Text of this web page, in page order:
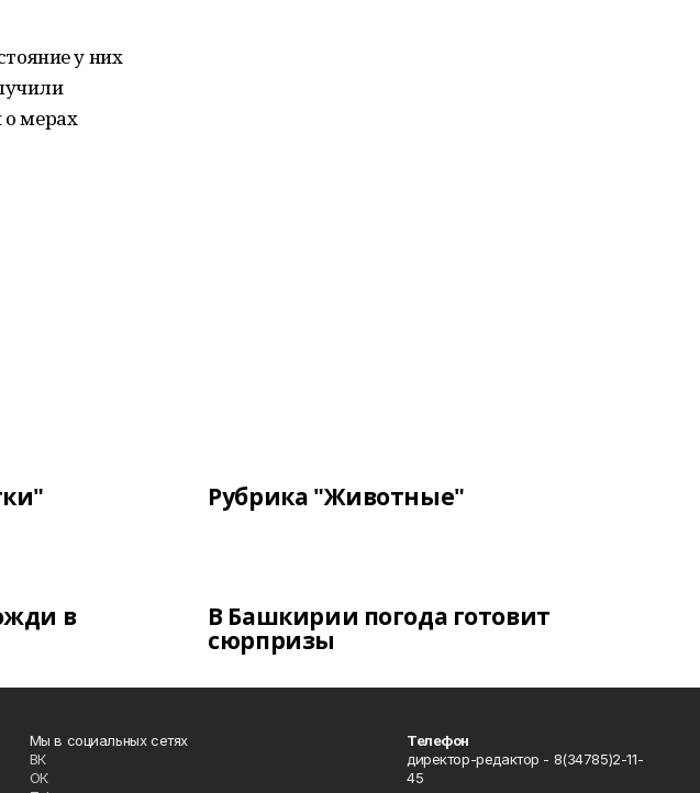
у них
мерах
Рубрика "Животные"
в В Башкирии погода готовит
сюрпризы
Мы в социальных сетях
ВК
ОК
Телефон
директор-редактор - 8(34785)2-11-
45